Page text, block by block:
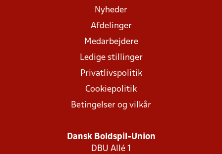
Nyheder
Afdelinger
Medarbejdere
Ledige stillinger
Privatlivspolitik
Cookiepolitik
Betingelser og vilkår
Dansk Boldspil-Union
DBU Allé 1